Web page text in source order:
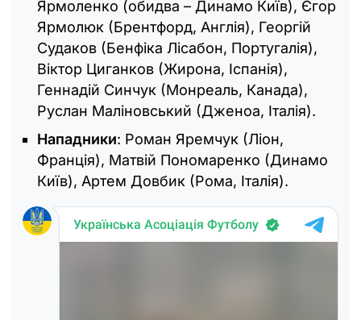
Ярмоленко (обидва – Динамо Київ), Єгор
Ярмолюк (Брентфорд, Англія), Георгій
Судаков (Бенфіка Лісабон, Португалія),
Віктор Циганков (Жирона, Іспанія),
Геннадій Синчук (Монреаль, Канада),
Руслан Маліновський (Дженоа, Італія).
Нападники: Роман Яремчук (Ліон,
Франція), Матвій Пономаренко (Динамо
Київ), Артем Довбик (Рома, Італія).